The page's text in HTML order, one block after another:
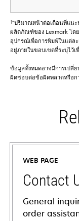
†"ปริมาณหน้าต่อเดือนที่แน
ผลิตภัณฑ์ของ Lexmark โด
อุปกรณ์เพื่อการพิมพ์ในแต่ล
อยู่ภายในขอบเขตที่ระบุไว้
ข้อมูลทั้งหมดอาจมีการเปลี่ย
ผิดชอบต่อข้อผิดพลาดหรือก
WEB PAGE
Contact
General
order